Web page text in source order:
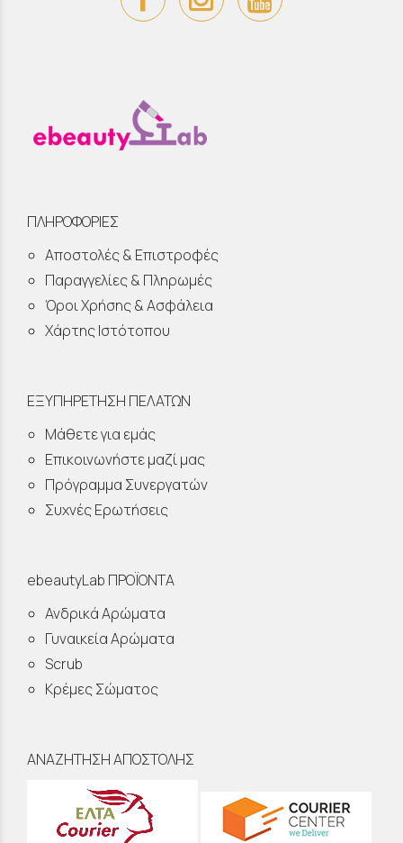
ΠΛΗΡΟΦΟΡΙΕΣ
Αποστολές & Επιστροφές
Παραγγελίες & Πληρωμές
Όροι Χρήσης & Ασφάλεια
Χάρτης Ιστότοπου
ΕΞΥΠΗΡΕΤΗΣΗ ΠΕΛΑΤΩΝ
Μάθετε για εμάς
Επικοινωνήστε μαζί μας
Πρόγραμμα Συνεργατών
Συχνές Ερωτήσεις
ebeautyLab ΠΡΟΪΟΝΤΑ
Ανδρικά Αρώματα
Γυναικεία Αρώματα
Scrub
Κρέμες Σώματος
ΑΝΑΖΗΤΗΣΗ ΑΠΟΣΤΟΛΗΣ